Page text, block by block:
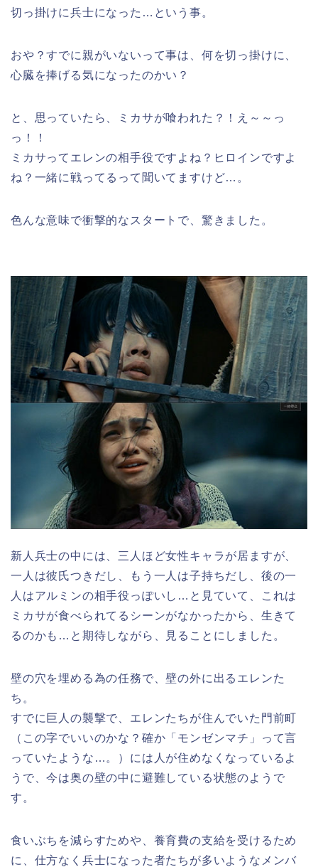
切っ掛けに兵士になった…という事。
おや？すでに親がいないって事は、何を切っ掛けに、
心臓を捧げる気になったのかい？
と、思っていたら、ミカサが喰われた？！え～～っ
っ！！
ミカサってエレンの相手役ですよね？ヒロインですよ
ね？一緒に戦ってるって聞いてますけど…。
色んな意味で衝撃的なスタートで、驚きました。
新人兵士の中には、三人ほど女性キャラが居ますが、
一人は彼氏つきだし、もう一人は子持ちだし、後の一
人はアルミンの相手役っぽいし…と見ていて、これは
ミカサが食べられてるシーンがなかったから、生きて
るのかも…と期待しながら、見ることにしました。
壁の穴を埋める為の任務で、壁の外に出るエレンた
ち。
すでに巨人の襲撃で、エレンたちが住んでいた門前町
（この字でいいのかな？確か「モンゼンマチ」って言
っていたような…。）には人が住めなくなっているよ
うで、今は奥の壁の中に避難している状態のようで
す。
食いぶちを減らすためや、養育費の支給を受けるため
に、仕方なく兵士になった者たちが多いようなメンバ